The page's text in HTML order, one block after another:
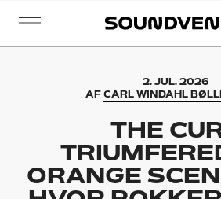
2. JUL. 2026
AFCARL WINDAHL
THE
ORANGE